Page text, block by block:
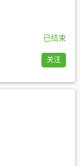
已结束
关注